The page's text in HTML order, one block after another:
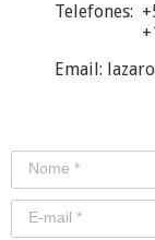
Telefones:
+1 917
Email: